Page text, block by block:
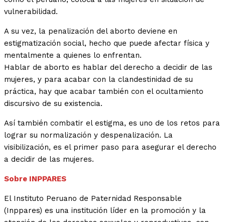
vulnerabilidad.
A su vez, la penalización del aborto deviene en
estigmatización social, hecho que puede afectar física y
mentalmente a quienes lo enfrentan.
Hablar de aborto es hablar del derecho a decidir de las
mujeres, y para acabar con la clandestinidad de su
práctica, hay que acabar también con el ocultamiento
discursivo de su existencia.
Así también combatir el estigma, es uno de los retos para
lograr su normalización y despenalización. La
visibilización, es el primer paso para asegurar el derecho
a decidir de las mujeres.
Sobre INPPARES
El Instituto Peruano de Paternidad Responsable
(Inppares) es una institución líder en la promoción y la